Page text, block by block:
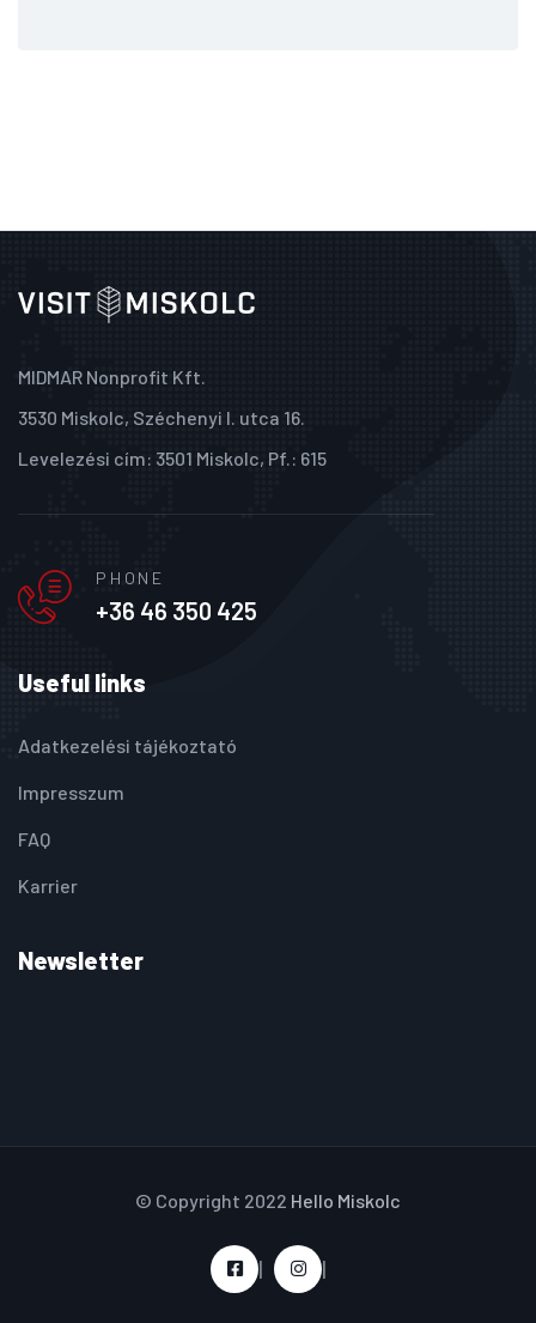
MIDMAR Nonprofit Kft.
3530 Miskolc, Széchenyi I. utca 16.
Levelezési cím: 3501 Miskolc, Pf.: 615
PHONE
+36 46 350 425
Useful links
Adatkezelési tájékoztató
Impresszum
FAQ
Karrier
Newsletter
© Copyright 2022 Hello Miskolc
| |